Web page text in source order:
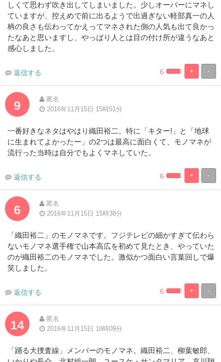
しくて思わず吹き出してしまいました。少しオーバーにマネし
ていますが、控えめで前に出るようで出過ぎない軽部真一の人
柄の良さも伝わってかえってマネされた側の人気も出て良かっ
たなあと思いますし、やっぱり人とは目の付け所が違うなあと
感心しました。
-
+
6
返信する
9
匿名
2016年11月15日 15時51分
一番好きなネタはやはり織田裕二。特に「キター!」と「地球
に生まれてよかったー」の2つは最高に面白くて、モノマネが
流行った当時は自分でもよくマネしていた。
-
+
6
返信する
6
匿名
2016年11月15日 15時38分
「織田裕二」のモノマネです。フジテレビの細かすぎて伝わら
ないモノマネ選手権で山本高広を初めて見たとき、やっていた
のが織田裕二のモノマネでした。激似かつ面白い言葉回しで爆
笑しました。
-
+
6
返信する
14
匿名
2016年11月15日 18時09分
「踊る大捜査線」メンバーのモノマネ。織田裕二、柳葉敏郎、